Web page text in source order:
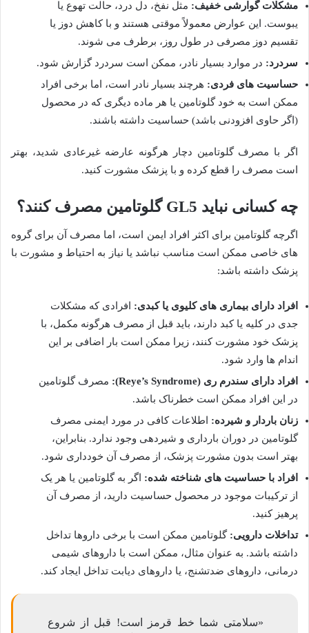
مشکلات گوارشی خفیف: مثل نفخ، دل درد، حالت تهوع یا
یبوست. این عوارض معمولاً موقتی هستند و با کاهش دوز یا
تقسیم دوز مصرفی در طول روز، برطرف می شوند.
سردرد: در موارد بسیار نادر، ممکن است سردرد گزارش شود.
حساسیت های فردی: هرچند بسیار نادر است، اما برخی افراد
ممکن است به خود گلوتامین یا هر ماده دیگری که در محصول
(اگر حاوی افزودنی باشد) حساسیت داشته باشند.
اگر با مصرف گلوتامین دچار هرگونه عارضه غیرعادی شدید، بهتر
است مصرف را قطع کرده و با پزشک مشورت کنید.
چه کسانی نباید GL5 گلوتامین مصرف کنند؟
اگرچه گلوتامین برای اکثر افراد ایمن است، اما مصرف آن برای گروه
های خاصی ممکن است مناسب نباشد یا نیاز به احتیاط و مشورت با
پزشک داشته باشد:
افراد دارای بیماری های کلیوی یا کبدی: افرادی که مشکلات
جدی در کلیه یا کبد دارند، باید قبل از مصرف هرگونه مکمل، با
پزشک خود مشورت کنند، زیرا ممکن است بار اضافی بر این
اندام ها وارد شود.
افراد دارای سندرم ری (Reye’s Syndrome):
مصرف گلوتامین
در این افراد ممکن است خطرناک باشد.
زنان باردار و شیرده: اطلاعات کافی در مورد ایمنی مصرف
گلوتامین در دوران بارداری و شیردهی وجود ندارد. بنابراین،
بهتر است بدون مشورت پزشک، از مصرف آن خودداری شود.
افراد با حساسیت های شناخته شده: اگر به گلوتامین یا هر یک
از ترکیبات موجود در محصول حساسیت دارید، از مصرف آن
پرهیز کنید.
تداخلات دارویی: گلوتامین ممکن است با برخی داروها تداخل
داشته باشد. به عنوان مثال، ممکن است با داروهای شیمی
درمانی، داروهای ضدتشنج، یا داروهای دیابت تداخل ایجاد کند.
«سلامتی شما خط قرمز است! قبل از شروع